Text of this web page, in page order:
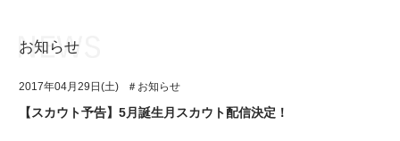
お知らせ
2017年04月29日(土) ＃お知らせ
【スカウト予告】5月誕生月スカウト配信決定！